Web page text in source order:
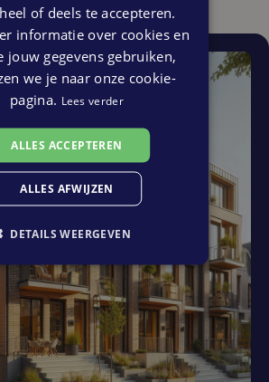
of deels te accepteren.
informatie over cookies en
jouw gegevens gebruiken,
we je naar onze cookie-
pagina. Lees verder
ALLES ACCEPTEREN
ALLES AFWIJZEN
DETAILS WEERGEVEN